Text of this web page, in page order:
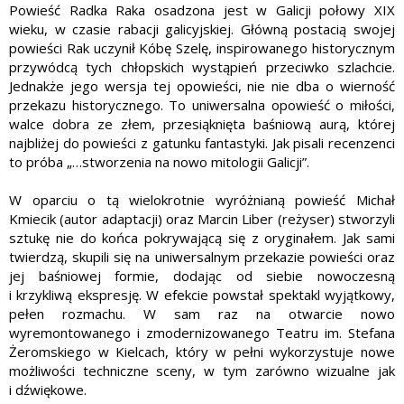
Powieść Radka Raka osadzona jest w Galicji połowy XIX
wieku, w czasie rabacji galicyjskiej. Główną postacią swojej
powieści Rak uczynił Kóbę Szelę, inspirowanego historycznym
przywódcą tych chłopskich wystąpień przeciwko szlachcie.
Jednakże jego wersja tej opowieści, nie nie dba o wierność
przekazu historycznego. To uniwersalna opowieść o miłości,
walce dobra ze złem, przesiąknięta baśniową aurą, której
najbliżej do powieści z gatunku fantastyki. Jak pisali recenzenci
to próba „…stworzenia na nowo mitologii Galicji”.
W oparciu o tą wielokrotnie wyróżnianą powieść Michał
Kmiecik (autor adaptacji) oraz Marcin Liber (reżyser) stworzyli
sztukę nie do końca pokrywającą się z oryginałem. Jak sami
twierdzą, skupili się na uniwersalnym przekazie powieści oraz
jej baśniowej formie, dodając od siebie nowoczesną
i krzykliwą ekspresję. W efekcie powstał spektakl wyjątkowy,
pełen rozmachu. W sam raz na otwarcie nowo
wyremontowanego i zmodernizowanego Teatru im. Stefana
Żeromskiego w Kielcach, który w pełni wykorzystuje nowe
możliwości techniczne sceny, w tym zarówno wizualne jak
i dźwiękowe.